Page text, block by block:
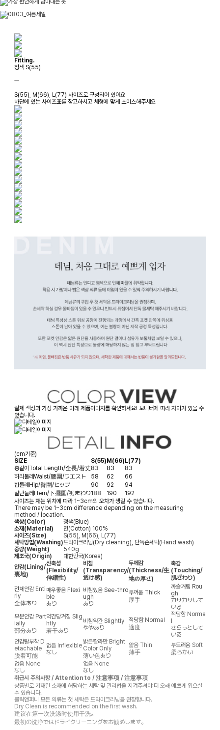
Fitting.
청색 S(55)
ㅡ
S(55), M(66), L(77) 사이즈로 구성되어 있어요
하단에 있는 사이즈표를 참고하시고 체형에 맞게 초이스해주세요
실제 색상과 가장 가까운 아래 제품이미지를 확인하세요! 모니터에 따라 차이가 있을 수
있습니다.
(cm기준)
SIZE
S(55) M(66) L(77)
총길이 Total Length/全長/着丈83 83
83
허리둘레 Waist/腰圍/ウエスト 58 62
66
힙둘레 Hip/臀圍/ヒップ 90 92
94
밑단둘레 Hem/下擺圍/裾まわり188 190
192
사이즈는 재는 위치에 따라 1~3cm의 오차가 생길 수 있습니다.
There may be 1~3cm difference depending on the measuring
method / location.
색상(Color)
청색(Blue)
소재(Material)
면(Cotton) 100%
사이즈(Size)
S(55), M(66), L(77)
세탁방법(Washing)드라이크리닝(Dry cleaning), 단독손세탁(Hand wash)
중량(Weight)
540g
제조국(Origin)
대한민국(Korea)
안감(Lining/
裏地)
신축성
(Flexibility/
伸縮性)
비침
(Transparency/
透け感)
두께감
(Thickness/生
地の厚さ)
촉감
(Touching/
肌ざわり)
전체안감 Enti
rly
全体あり
매우좋음 Flexi
ble
あり
비침있음 See-thro
ugh
あり
두꺼움 Thick
厚手
까슬거림 Rou
gh
カサカサして
いる
부분안감 Part
ially
部分あり
약간당겨짐 Slig
htly
若干あり
비침약간 Slightly
ややあり
적당함 Normal
適度
적당함 Norma
さらっとして
いる
안감탈부착 D
etachable
脱着可能
없음 Inflexible
なし
밝은칼라만 Bright
Color Only
薄い色あり
얇음 Thin
薄手
부드러움 Soft
柔らかい
없음 None
なし
없음 None
なし
취급시 주의사항 / Attention to / 注意事项 / 注意事項
상품별로 기재된 소재에 해당하는 세탁 및 관리법을 지켜주셔야 더 오래 예쁘게 입으실
수 있습니다.
클릭앤퍼니 모든 의류는 첫 세탁은 드라이크리닝을 권장합니다.
Dry Clean is recommended on the first wash.
建议在第一次洗涤时使用干洗。
最初の洗浄ではドライクリーニングをお勧めします。